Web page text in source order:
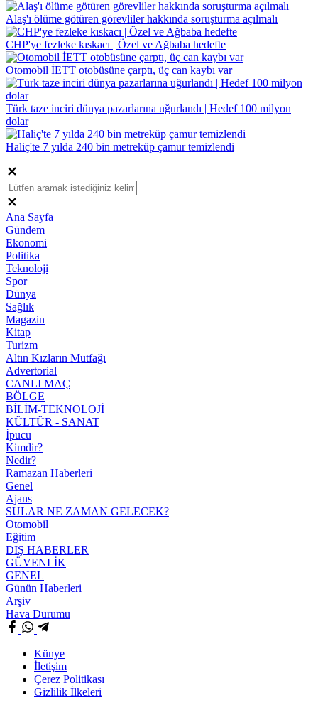
Alaş'ı ölüme götüren görevliler hakkında soruşturma açılmalı
CHP'ye fezleke kıskacı | Özel ve Ağbaba hedefte
Otomobil İETT otobüsüne çarptı, üç can kaybı var
Türk taze inciri dünya pazarlarına uğurlandı | Hedef 100 milyon
dolar
Haliç'te 7 yılda 240 bin metreküp çamur temizlendi
Ana Sayfa
Gündem
Ekonomi
Politika
Teknoloji
Spor
Dünya
Sağlık
Magazin
Kitap
Turizm
Altın Kızların Mutfağı
Advertorial
CANLI MAÇ
BÖLGE
BİLİM-TEKNOLOJİ
KÜLTÜR - SANAT
İpucu
Kimdir?
Nedir?
Ramazan Haberleri
Genel
Ajans
SULAR NE ZAMAN GELECEK?
Otomobil
Eğitim
DIŞ HABERLER
GÜVENLİK
GENEL
Günün Haberleri
Arşiv
Hava Durumu
Künye
İletişim
Çerez Politikası
Gizlilik İlkeleri